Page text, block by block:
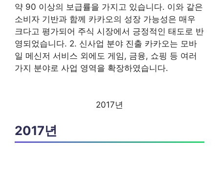
약 90 이상의 보급률을 가지고 있습니다. 이와 같은
소비자 기반과 함께 카카오의 성장 가능성은 매우
크다고 평가되어 주식 시장에서 긍정적인 태도로 반
영되었습니다. 2. 신사업 분야 진출 카카오는 모바
일 메신저 서비스 외에도 게임, 금융, 쇼핑 등 여러
가지 분야로 사업 영역을 확장하였습니다.
2017년
2017년